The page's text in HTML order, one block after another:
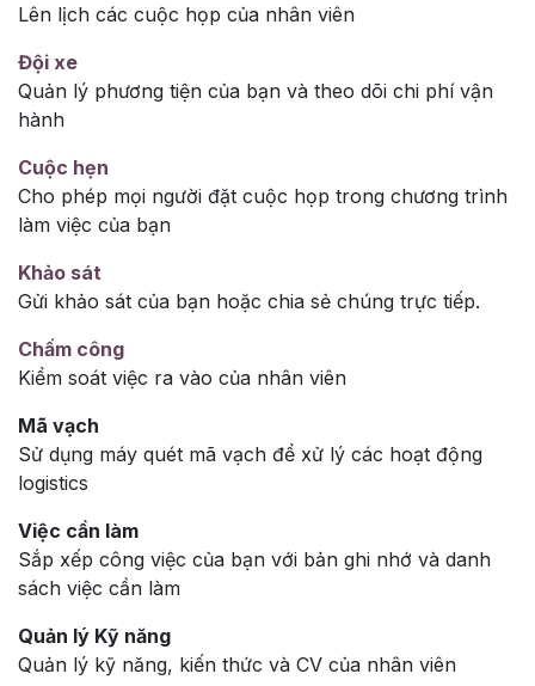
Lên lịch các cuộc họp của nhân viên
Đội xe
Quản lý phương tiện của bạn và theo dõi chi phí vận
hành
Cuộc hẹn
Cho phép mọi người đặt cuộc họp trong chương trình
làm việc của bạn
Khảo sát
Gửi khảo sát của bạn hoặc chia sẻ chúng trực tiếp.
Chấm công
Kiểm soát việc ra vào của nhân viên
Mã vạch
Sử dụng máy quét mã vạch để xử lý các hoạt động
logistics
Việc cần làm
Sắp xếp công việc của bạn với bản ghi nhớ và danh
sách việc cần làm
Quản lý Kỹ năng
Quản lý kỹ năng, kiến thức và CV của nhân viên